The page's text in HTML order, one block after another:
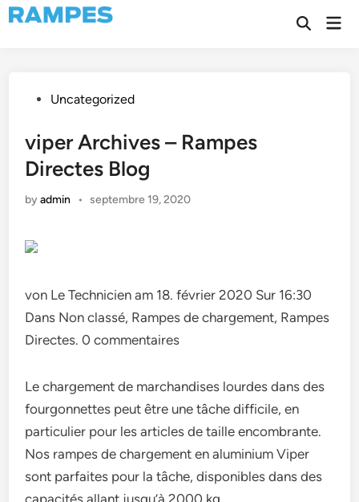
Skip
to
Open
PostedUncategorized
viper Archives – Rampes
Directes Blog
byadmin • septembre 19, 2020
von Le Technicien am 18. février 2020 Sur 16:30
Dans Non classé, Rampes de chargement, Rampes
Directes. 0 commentaires
Le chargement de marchandises lourdes dans des
fourgonnettes peut être une tâche difficile, en
particulier pour les articles de taille encombrante.
Nos rampes de chargement en aluminium Viper
sont parfaites pour la tâche, disponibles dans des
capacités allant jusqu’à 2000 kg.